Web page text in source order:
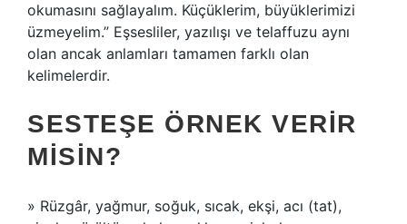
okumasını sağlayalım. Küçüklerim, büyüklerimizi
üzmeyelim.” Eşsesliler, yazılışı ve telaffuzu aynı
olan ancak anlamları tamamen farklı olan
kelimelerdir.
SESTEŞE ÖRNEK VERIR
MISIN?
» Rüzgâr, yağmur, soğuk, sıcak, ekşi, acı (tat),